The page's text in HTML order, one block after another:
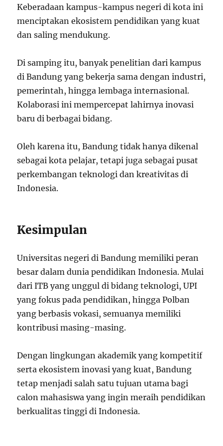
Keberadaan kampus-kampus negeri di kota ini
menciptakan ekosistem pendidikan yang kuat
dan saling mendukung.
Di samping itu, banyak penelitian dari kampus
di Bandung yang bekerja sama dengan industri,
pemerintah, hingga lembaga internasional.
Kolaborasi ini mempercepat lahirnya inovasi
baru di berbagai bidang.
Oleh karena itu, Bandung tidak hanya dikenal
sebagai kota pelajar, tetapi juga sebagai pusat
perkembangan teknologi dan kreativitas di
Indonesia.
Kesimpulan
Universitas negeri di Bandung memiliki peran
besar dalam dunia pendidikan Indonesia. Mulai
dari ITB yang unggul di bidang teknologi, UPI
yang fokus pada pendidikan, hingga Polban
yang berbasis vokasi, semuanya memiliki
kontribusi masing-masing.
Dengan lingkungan akademik yang kompetitif
serta ekosistem inovasi yang kuat, Bandung
tetap menjadi salah satu tujuan utama bagi
calon mahasiswa yang ingin meraih pendidikan
berkualitas tinggi di Indonesia.